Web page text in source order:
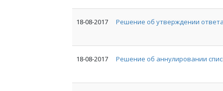
18-08-2017 Решение об утверждении
18-08-2017 Решение об аннулировании